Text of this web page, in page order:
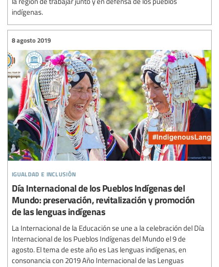
indígenas.
igualdad e inclusión
8 agosto 2019
Día Internacional de los Pueblos Indígenas del
Mundo: preservación, revitalización y promoción
de las lenguas indígenas
La Internacional de la Educación se une a la celebración del Día
Internacional de los Pueblos Indígenas del Mundo el 9 de
agosto. El tema de este año es Las lenguas indígenas, en
consonancia con 2019 Año Internacional de las Lenguas